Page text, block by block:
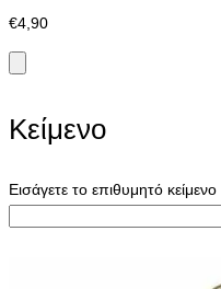
€4,90
Κείμενο
Εισάγετε το επιθυμητό κείμενο